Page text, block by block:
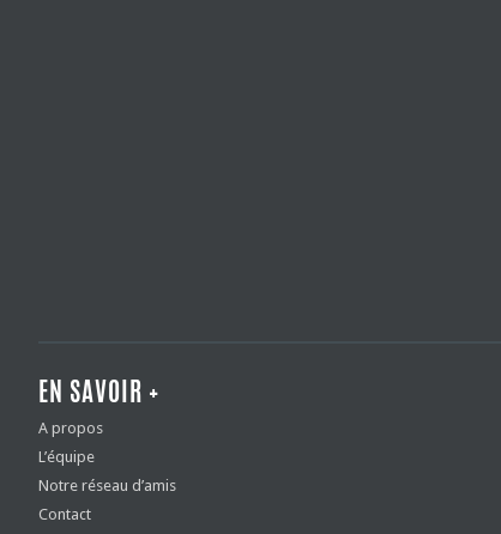
EN SAVOIR +
A propos
L’équipe
Notre réseau d’amis
Contact